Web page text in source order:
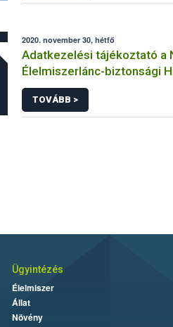
2020. november 30, hétfő
Adatkezelési tájékoztató a
Élelmiszerlánc-biztonsági
Ügyfélprofil Rendszerben
állattenyésztés témakörben
intézhető közhatalmi
TOVÁBB >
Ügyintézés
Élelmiszer
Állat
Növény